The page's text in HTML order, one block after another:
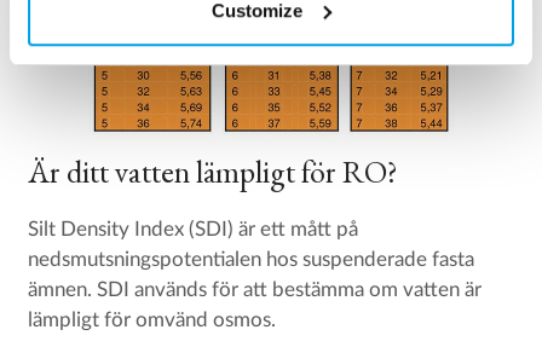
Customize
Är ditt vatten lämpligt för RO?
Silt Density Index (SDI) är ett mått på
nedsmutsningspotentialen hos suspenderade fasta
ämnen. SDI används för att bestämma om vatten är
lämpligt för omvänd osmos.